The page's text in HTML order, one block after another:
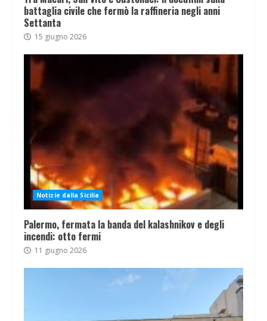
battaglia civile che fermò la raffineria negli anni
Settanta
15 giugno 2026
Notizie dalla Sicilia
Palermo, fermata la banda del kalashnikov e degli
incendi: otto fermi
11 giugno 2026